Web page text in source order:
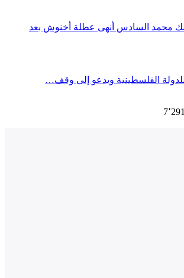
محمد السادس أنهى عطلة أخنوش بعد
الفلسطينية ويدعو إلى وقف…